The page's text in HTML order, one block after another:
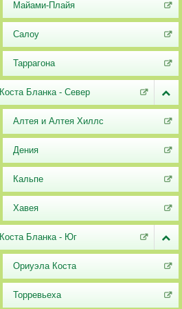
Майами-Плайя
Салоу
Таррагона
Коста Бланка - Север
Алтея и Алтея Хиллс
Дения
Кальпе
Хавея
Коста Бланка - Юг
Ориуэла Коста
Торревьеха